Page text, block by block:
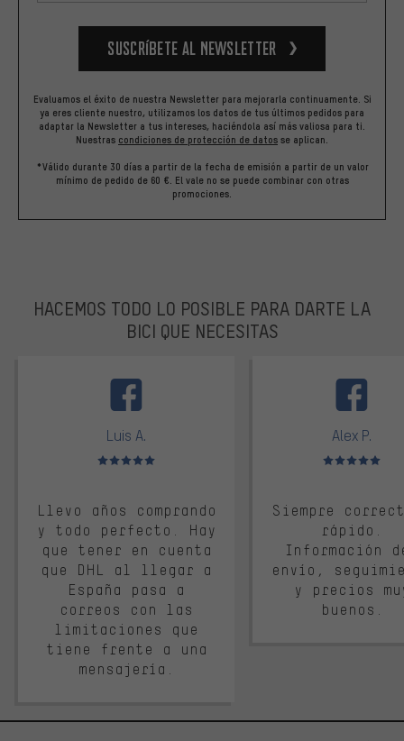
Suscríbete al newsletter
Evaluamos el éxito de nuestra Newsletter para mejorarla continuamente. Si
ya eres cliente nuestro, utilizamos los datos de tus últimos pedidos para
adaptar la Newsletter a tus intereses, haciéndola así más valiosa para ti.
Nuestras condiciones de protección de datos se aplican.
*Válido durante 30 días a partir de la fecha de emisión a partir de un valor
mínimo de pedido de 60 €. El vale no se puede combinar con otras
promociones.
HACEMOS TODO LO POSIBLE PARA DARTE LA
BICI QUE NECESITAS
Luis A.
Valoración media: 5 de 5
Llevo años comprando
y todo perfecto. Hay
que tener en cuenta
que DHL al llegar a
España pasa a
correos con las
limitaciones que
tiene frente a una
mensajería.
Alex P.
Valoración
Siempre
rápido.
Información
envío,
y precios
buenos.